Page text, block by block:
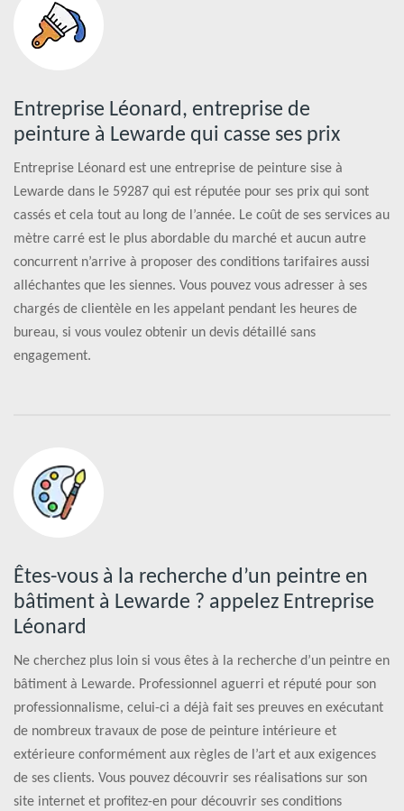
Entreprise Léonard, entreprise de
peinture à Lewarde qui casse ses prix
Entreprise Léonard est une entreprise de peinture sise à
Lewarde dans le 59287 qui est réputée pour ses prix qui sont
cassés et cela tout au long de l’année. Le coût de ses services au
mètre carré est le plus abordable du marché et aucun autre
concurrent n’arrive à proposer des conditions tarifaires aussi
alléchantes que les siennes. Vous pouvez vous adresser à ses
chargés de clientèle en les appelant pendant les heures de
bureau, si vous voulez obtenir un devis détaillé sans
engagement.
Êtes-vous à la recherche d’un peintre en
bâtiment à Lewarde ? appelez Entreprise
Léonard
Ne cherchez plus loin si vous êtes à la recherche d’un peintre en
bâtiment à Lewarde. Professionnel aguerri et réputé pour son
professionnalisme, celui-ci a déjà fait ses preuves en exécutant
de nombreux travaux de pose de peinture intérieure et
extérieure conformément aux règles de l’art et aux exigences
de ses clients. Vous pouvez découvrir ses réalisations sur son
site internet et profitez-en pour découvrir ses conditions